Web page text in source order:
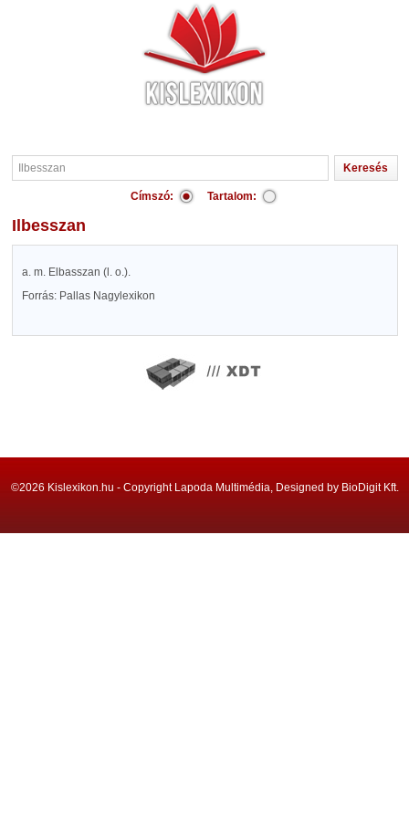
Címszó: Tartalom:
Ilbesszan
a. m. Elbasszan (l. o.).
Forrás: Pallas Nagylexikon
©2026 Kislexikon.hu - Copyright Lapoda Multimédia, Designed by BioDigit Kft.